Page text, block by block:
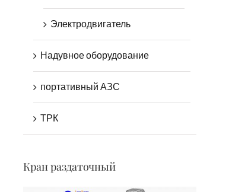
Электродвигатель
Надувное оборудование
портативный АЗС
ТРК
Кран раздаточный